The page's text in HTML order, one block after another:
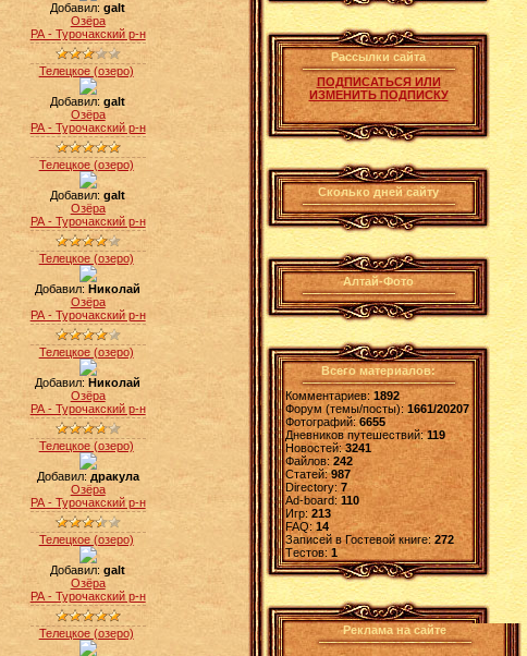
Добавил:galt
Озёра
РА - Турочакский р-н
Телецкое (озеро)
Добавил:galt
Озёра
РА - Турочакский р-н
Телецкое (озеро)
Добавил:galt
Озёра
РА - Турочакский р-н
Телецкое (озеро)
Добавил:Николай
Озёра
РА - Турочакский р-н
Телецкое (озеро)
Добавил:Николай
Озёра
РА - Турочакский р-н
Телецкое (озеро)
Добавил: дракула
Озёра
РА - Турочакский р-н
Телецкое (озеро)
Добавил:galt
Озёра
РА - Турочакский р-н
Телецкое (озеро)
Рассылки сайта
ПОДПИСАТЬСЯ ИЛИ
ИЗМЕНИТЬ ПОДПИСКУ
Сколько дней сайту
Алтай-Фото
Всего материалов:
Комментариев: 1892
Форум (темы/посты):1661/20207
Фотографий:6655
Дневников путешествий:119
Новостей:3241
Файлов: 242
Статей:987
Directory: 7
Ad-board:110
Игр: 213
FAQ:14
Записей в Гостевой книге:272
Tестов: 1
Реклама на сайте